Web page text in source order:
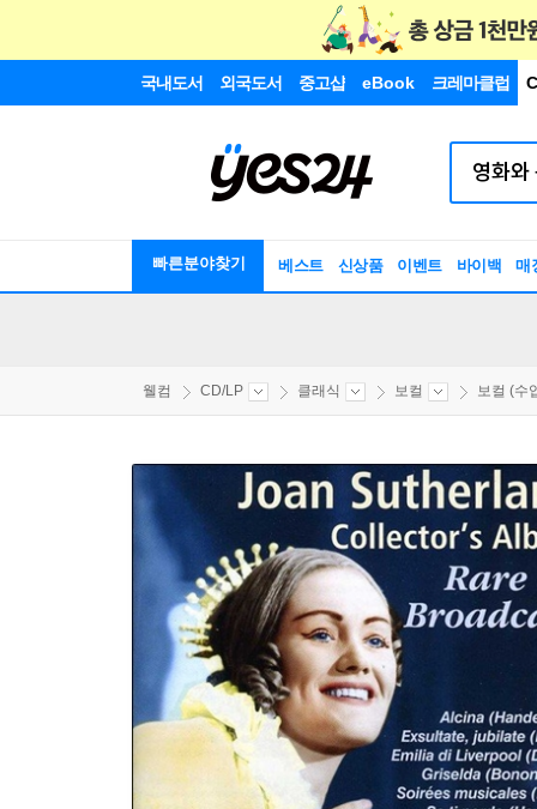
국내도서 외국도서 중고샵 eBook 크레마클럽
빠른분야찾기 베스트 신상품 이벤트 바이백 매
웰컴 CD/LP 클래식 보컬 보컬 (수